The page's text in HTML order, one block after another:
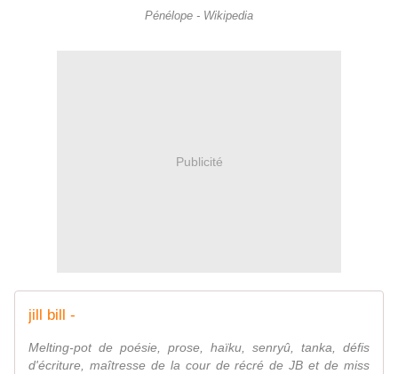
Pénélope - Wikipedia
Publicité
jill bill -
Melting-pot de poésie, prose, haïku, senryû, tanka, défis
d'écriture, maîtresse de la cour de récré de JB et de miss